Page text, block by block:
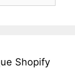
Shopify